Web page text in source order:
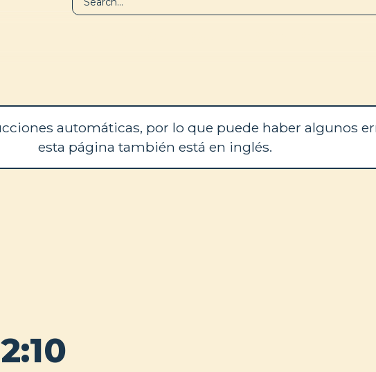
automáticas, por lo que puede haber algunos
esta página también está en inglés.